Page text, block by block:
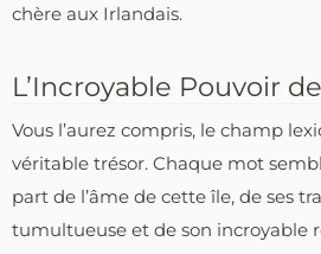
chère aux Irlandais.
L’Incroyable Pouvoir
Vous l’aurez compris, le champ
véritable trésor. Chaque mot
part de l’âme de cette île, de ses
tumultueuse et de son incroyable